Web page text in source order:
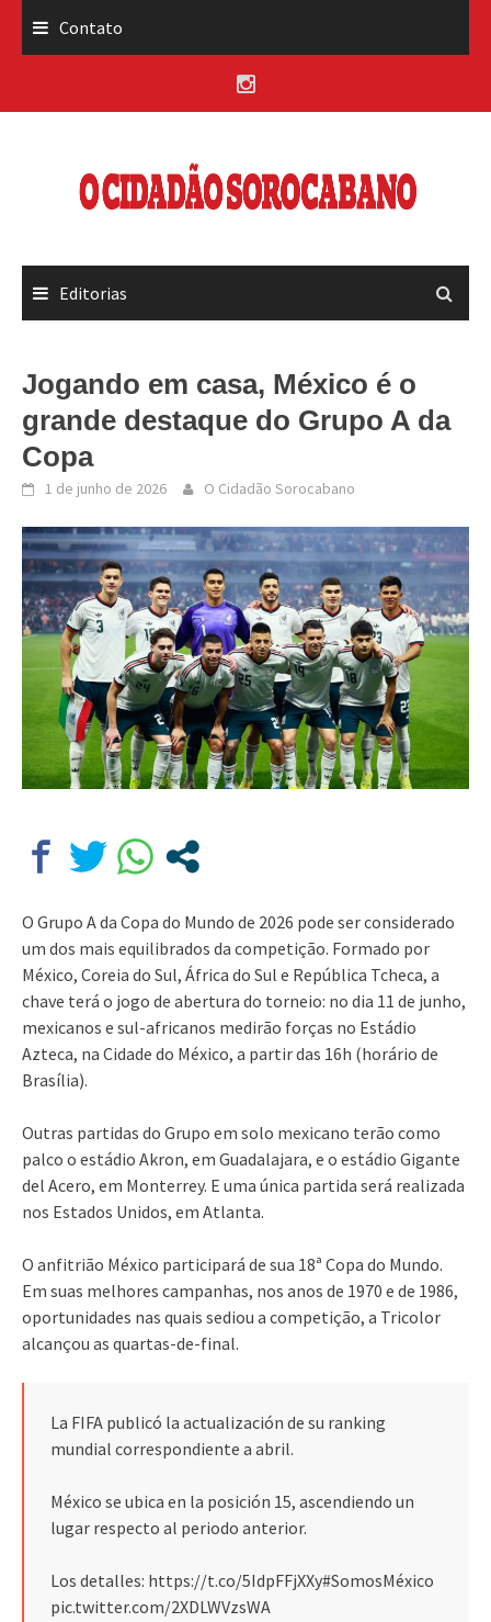
Contato
Editorias
Jogando em casa, México é o
grande destaque do Grupo A da
Copa
1 de junho de 2026 O Cidadão Sorocabano
O Grupo A da Copa do Mundo de 2026 pode ser considerado
um dos mais equilibrados da competição. Formado por
México, Coreia do Sul, África do Sul e República Tcheca, a
chave terá o jogo de abertura do torneio: no dia 11 de junho,
mexicanos e sul-africanos medirão forças no Estádio
Azteca, na Cidade do México, a partir das 16h (horário de
Brasília).
Outras partidas do Grupo em solo mexicano terão como
palco o estádio Akron, em Guadalajara, e o estádio Gigante
del Acero, em Monterrey. E uma única partida será realizada
nos Estados Unidos, em Atlanta.
O anfitrião México participará de sua 18ª Copa do Mundo.
Em suas melhores campanhas, nos anos de 1970 e de 1986,
oportunidades nas quais sediou a competição, a Tricolor
alcançou as quartas-de-final.
La FIFA publicó la actualización de su ranking
mundial correspondiente a abril.
México se ubica en la posición 15, ascendiendo un
lugar respecto al periodo anterior.
Los detalles: https://t.co/5IdpFFjXXy#SomosMéxico
pic.twitter.com/2XDLWVzsWA